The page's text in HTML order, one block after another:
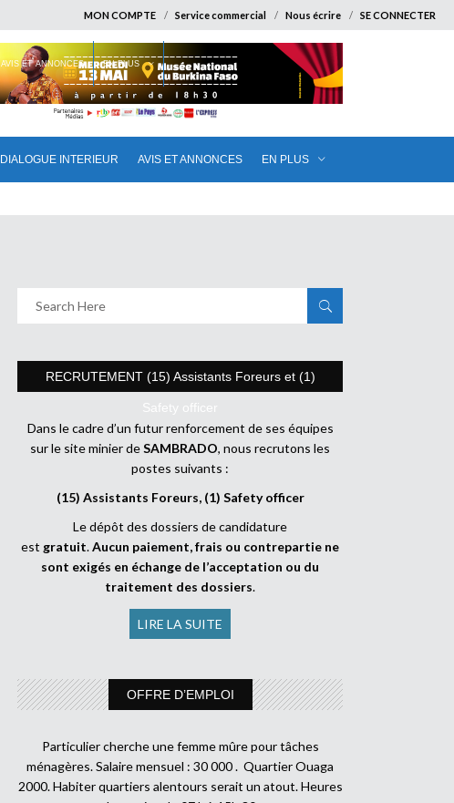
MON COMPTE Service commercial Nous écrire SE CONNECTER
DIALOGUE INTERIEUR AVIS ET ANNONCES EN PLUS
AVIS ET ANNONCES EN PLUS
RECRUTEMENT (15) Assistants Foreurs et (1)
Safety officer
Dans le cadre d’un futur renforcement de ses équipes
sur le site minier deSAMBRADO, nous recrutons les
postes suivants :
(15) Assistants Foreurs, (1) Safety officer
Le dépôt des dossiers de candidature
est gratuit.Aucun paiement, frais ou contrepartie ne
sont exigés en échange de l’acceptation ou du
traitement des dossiers.
LIRE LA SUITE
OFFRE D’EMPLOI
Particulier cherche une femme mûre pour tâches
ménagères. Salaire mensuel : 30 000 . Quartier Ouaga
2000. Habiter quartiers alentours serait un atout. Heures